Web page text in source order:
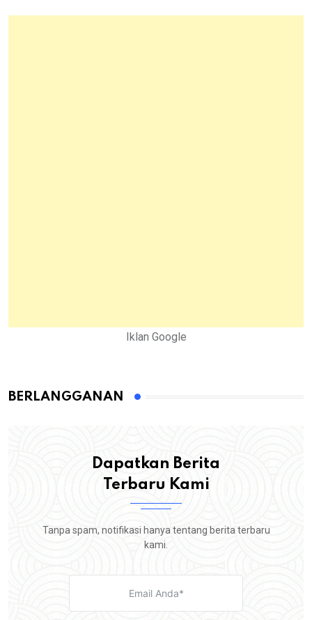
Iklan Google
BERLANGGANAN
Dapatkan Berita
Terbaru Kami
Tanpa spam, notifikasi hanya tentang berita terbaru
kami.